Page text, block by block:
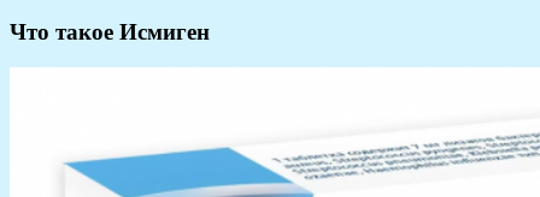
Что такое Исмиген